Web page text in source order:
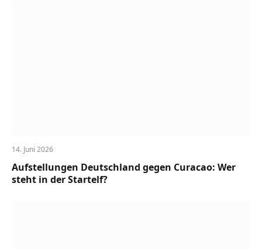
14. Juni 2026
Aufstellungen Deutschland gegen Curacao: Wer
steht in der Startelf?